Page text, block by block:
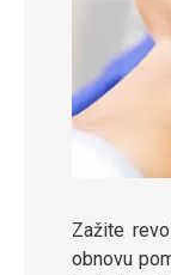
Zažite
obnovu